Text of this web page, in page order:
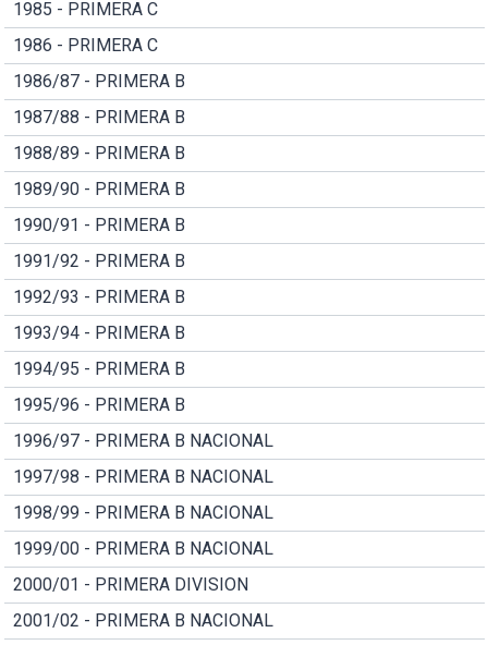
1985 - PRIMERA C
1986 - PRIMERA C
1986/87 - PRIMERA B
1987/88 - PRIMERA B
1988/89 - PRIMERA B
1989/90 - PRIMERA B
1990/91 - PRIMERA B
1991/92 - PRIMERA B
1992/93 - PRIMERA B
1993/94 - PRIMERA B
1994/95 - PRIMERA B
1995/96 - PRIMERA B
1996/97 - PRIMERA B NACIONAL
1997/98 - PRIMERA B NACIONAL
1998/99 - PRIMERA B NACIONAL
1999/00 - PRIMERA B NACIONAL
2000/01 - PRIMERA DIVISION
2001/02 - PRIMERA B NACIONAL